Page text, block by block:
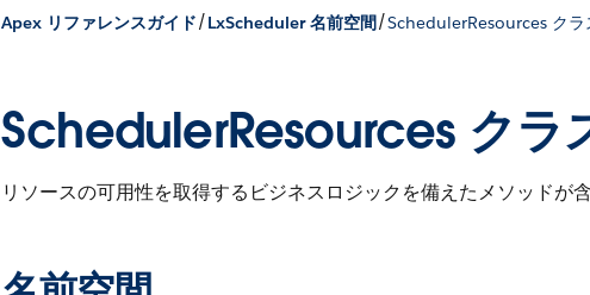
Apex リファレンスガイド/LxScheduler 名前空間/SchedulerResources クラ
SchedulerResources クラ
リソースの可用性を取得するビジネスロジックを備えたメソッドが含